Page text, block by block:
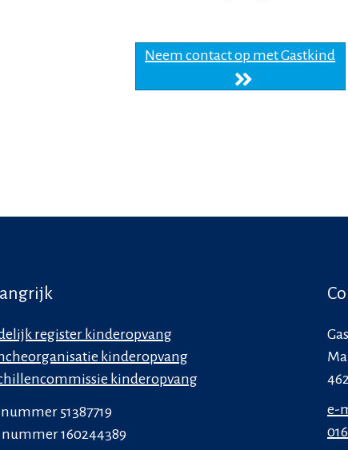
Neem contact op met Gastkind
register kinderopvang
kinderopvang
kinderopvang
nummer 51387719
nummer 160244389
e-